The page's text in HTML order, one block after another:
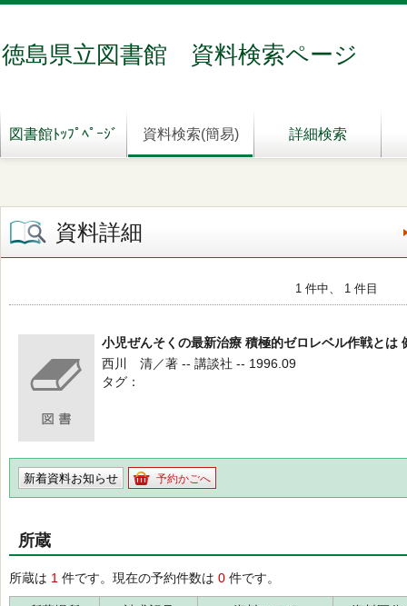
徳島県立図書館 資料検索ページ
図書館ﾄｯﾌﾟﾍﾟｰｼﾞ 資料検索(簡易) 詳細検索
資料詳細
1 件中、 1 件目
小児ぜんそくの最新治療 積極的ゼロレベル作戦とは
西川 清／著 -- 講談社 -- 1996.09
タグ
新着資料お知らせ 予約かごへ
所蔵
所蔵は 1 件です。現在の予約件数は 0 件です。